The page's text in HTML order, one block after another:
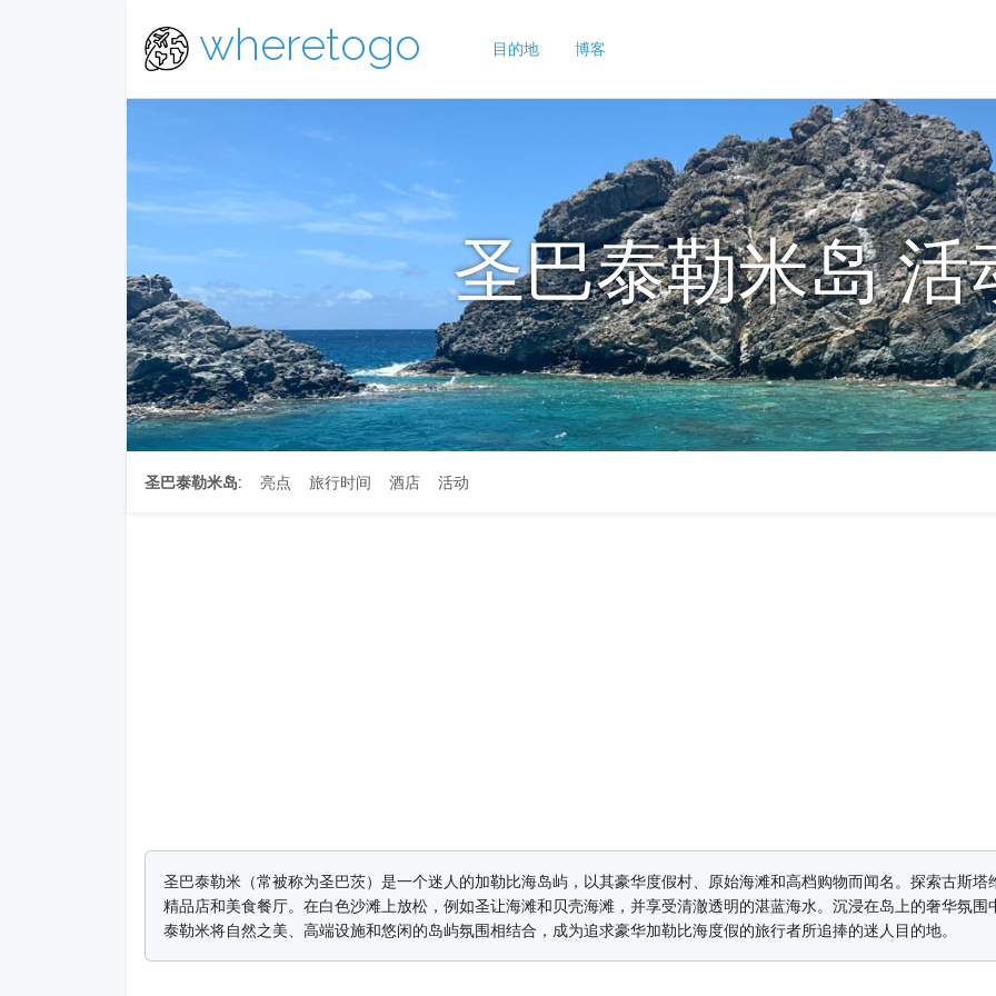
wheretogo 目的地 博客
圣巴泰勒米岛 活
圣巴泰勒米岛: 亮点 旅行时间 酒店 活动
圣巴泰勒米（常被称为圣巴茨）是一个迷人的加勒比海岛屿，以其豪华度假村、原始海滩和高档购物而闻名。探索古斯
精品店和美食餐厅。在白色沙滩上放松，例如圣让海滩和贝壳海滩，并享受清澈透明的湛蓝海水。沉浸在岛上的奢华氛
泰勒米将自然之美、高端设施和悠闲的岛屿氛围相结合，成为追求豪华加勒比海度假的旅行者所追捧的迷人目的地。